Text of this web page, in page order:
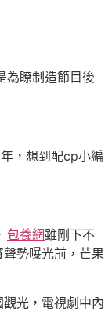
為瞭制造節目後
，想到配cp小編
包養網雖剛下不
勢曝光前，芒果
光，電視劇中內